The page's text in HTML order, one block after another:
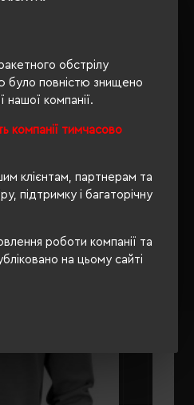
обстрілу
було повністю знищено
нашої компанії.
компанії тимчасово
клієнтам, партнерам та
підтримку і багаторічну
роботи компанії та
на цьому сайті
Approved Vegan